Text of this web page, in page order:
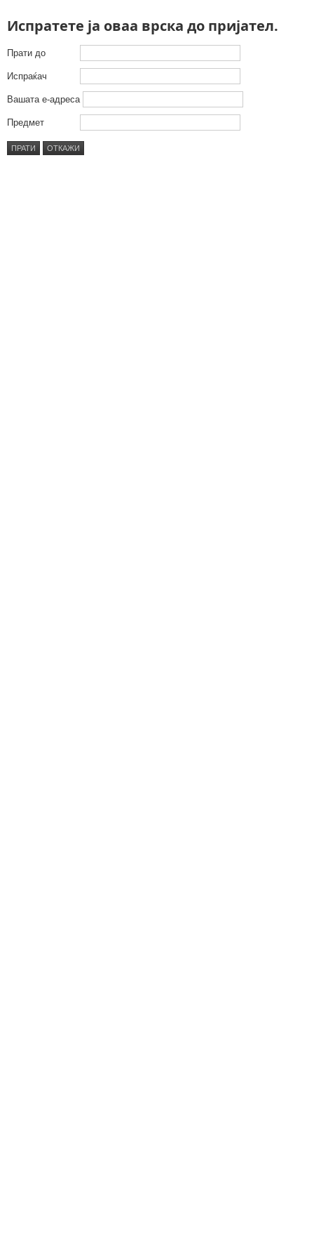
Испратете ја оваа врска до пријател.
Прати до
Испраќач
Вашата е-адреса
Предмет
ПРАТИ ОТКАЖИ